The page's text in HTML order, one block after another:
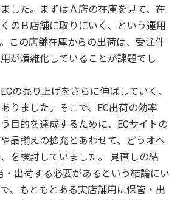
した。まずはＡ店の在庫を見て、在
のＢ店舗に取りにいく、という運用
この店舗在庫からの出荷は、受注件
が煩雑化していることが課題でし
の売り上げをさらに伸ばしていく、
りました。そこで、EC出荷の効率
目的を達成するために、ECサイトの
品揃えの拡充とあわせて、どうオペ
を検討していました。 見直しの結
・出荷する必要があるという結論にい
、もともとある実店舗用に保管・出